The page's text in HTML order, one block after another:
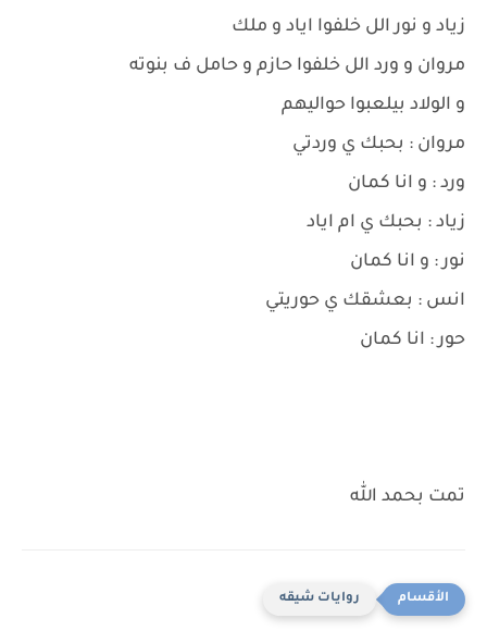
زياد و نور الل خلفوا اياد و ملك
مروان و ورد الل خلفوا حازم و حامل ف بنوته
و الولاد بيلعبوا حواليهم
مروان : بحبك ي وردتي
ورد : و انا كمان
زياد : بحبك ي ام اياد
نور : و انا كمان
انس : بعشقك ي حوريتي
حور : انا كمان
تمت بحمد الله
روايات شيقه